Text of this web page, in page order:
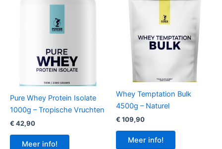
Pure Whey Protein Isolate
1000g – Tropische Vruchten
€ 42,90
Meer info!
Whey Temptation Bulk
4500g – Naturel
€ 109,90
Meer info!